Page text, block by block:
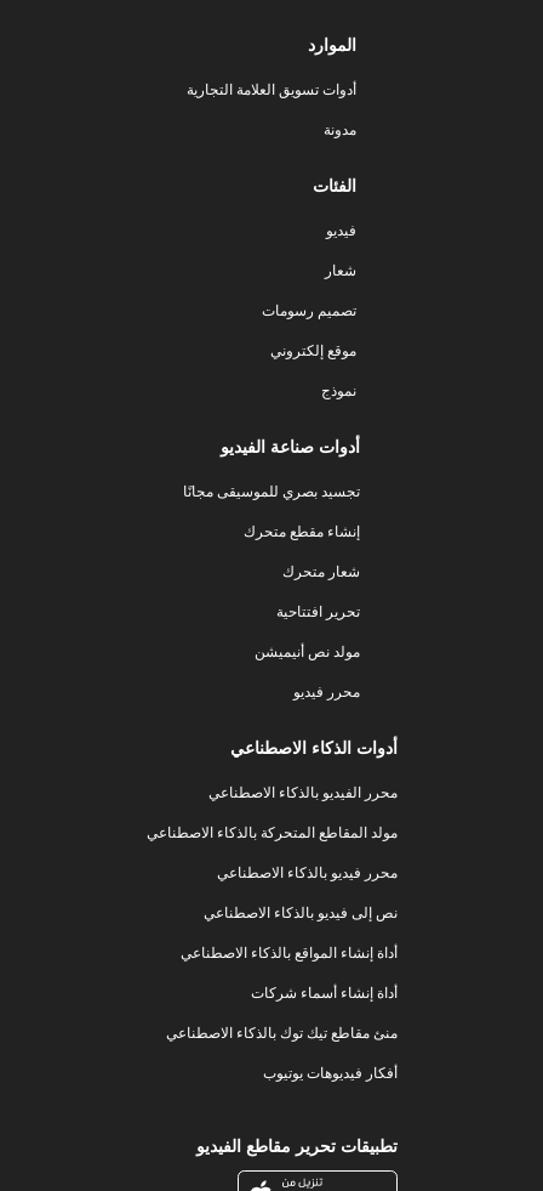
الموارد
أدوات تسويق العلامة التجارية
مدونة
الفئات
فيديو
شعار
تصميم رسومات
موقع إلكتروني
نموذج
أدوات صناعة الفيديو
تجسيد بصري للموسيقى مجانًا
إنشاء مقطع متحرك
شعار متحرك
تحرير افتتاحية
مولد نص أنيميشن
محرر فيديو
أدوات الذكاء الاصطناعي
محرر الفيديو بالذكاء الاصطناعي
مولد المقاطع المتحركة بالذكاء الاصطناعي
محرر فيديو بالذكاء الاصطناعي
نص إلى فيديو بالذكاء الاصطناعي
أداة إنشاء المواقع بالذكاء الاصطناعي
أداة إنشاء أسماء شركات
منئ مقاطع تيك توك بالذكاء الاصطناعي
أفكار فيديوهات يوتيوب
تطبيقات تحرير مقاطع الفيديو